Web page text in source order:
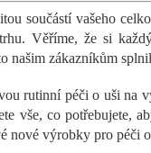
součástí vašeho
Věříme, že si
našim zákazníkům
rutinní péči o uši na
vše, co potřebujete,
nové výrobky pro péči